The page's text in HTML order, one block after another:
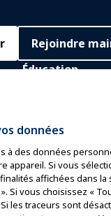
Rejoindre
Éducation
Apprentissage en
personne
Corps de
commun
Certification
données
à des données
Si vous
affichées dans la
Si vous choisissez «
les traceurs sont